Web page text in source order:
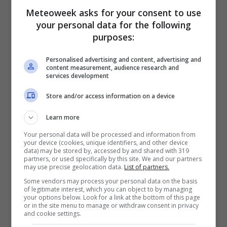
fare piccoli acquisti alimentari e sarebbe stata
fermata dagli agenti della Polizia locale dopo
averla bonariamente invitata a restare a casa
per il pericolo del contagio cui si stava
sottoponendo.
Gli agenti, all’undicesimo incontro, sono stati
obbligati a prendere le generalità della donna
e a multarla. A Grado in questi giorni ci sono
diversi controlli da parte della Polizia locale,
soprattutto lungo le strade che portano
verso il centro della cittadina turistica e negli
Meteoweek asks for your consent to use
your personal data for the following
purposes:
Personalised advertising and content, advertising and
content measurement, audience research and
services development
Store and/or access information on a device
Learn more
Your personal data will be processed and information from
your device (cookies, unique identifiers, and other device
data) may be stored by, accessed by and shared with 319
partners, or used specifically by this site. We and our partners
may use precise geolocation data. List of partners.
Some vendors may process your personal data on the basis
of legitimate interest, which you can object to by managing
your options below. Look for a link at the bottom of this page
or in the site menu to manage or withdraw consent in privacy
and cookie settings.